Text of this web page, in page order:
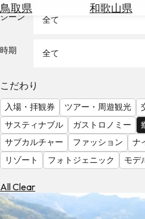
鳥取県
和歌山県
を
る
気
を
見
る
シーン 全て
時期 全て
こだわり
入場・拝観券 ツアー・周遊観光
サスティナブル
ガストロノミー
サブカルチャー
ファッション
ナ
リゾート
フォトジェニック モデ
All Clear